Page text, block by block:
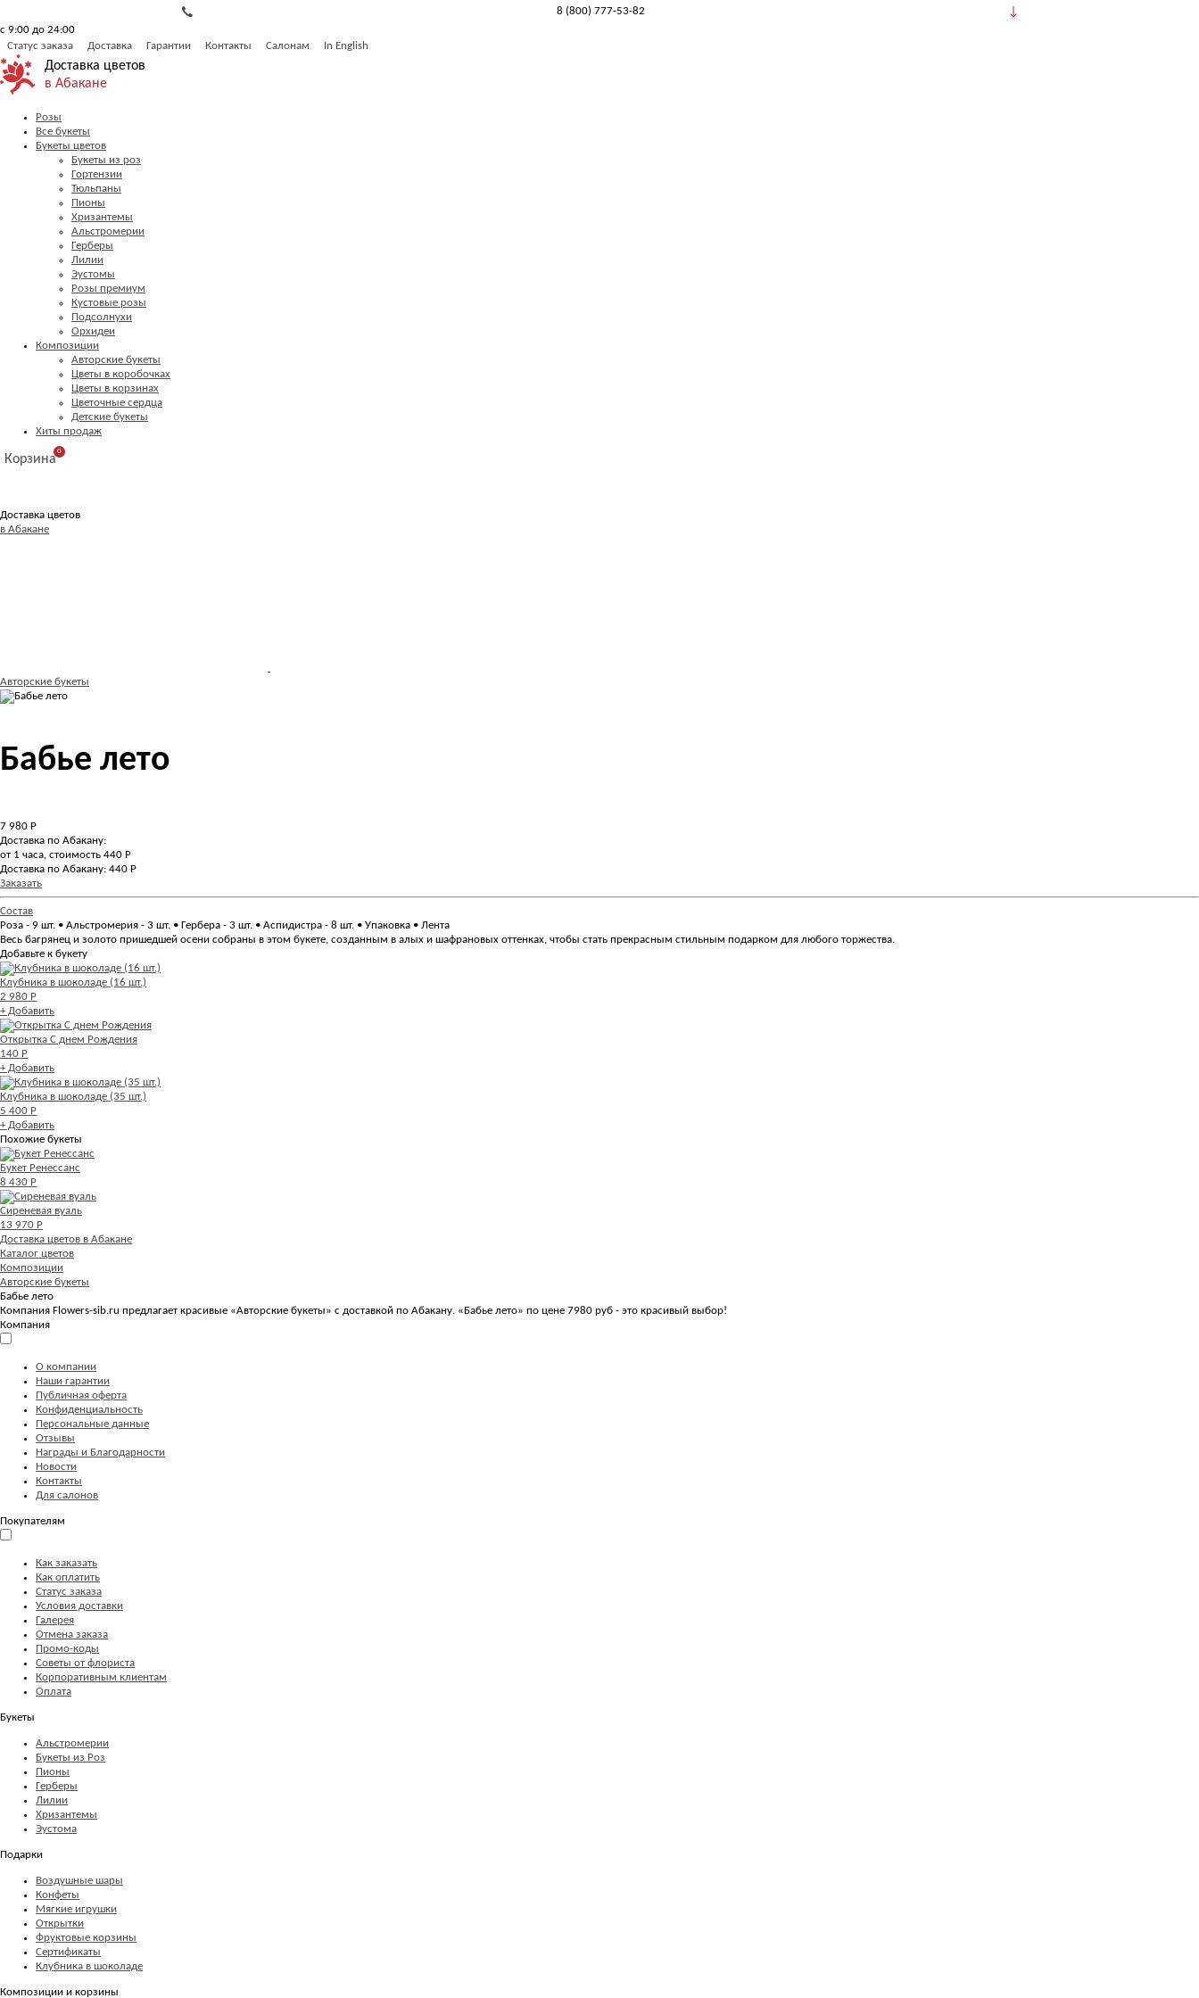
8 (800) 777-53-82
с 9:00 до 24:00
Статус заказа
Доставка Гарантии Контакты Салонам In English
Доставка цветов
в Абакане
Розы
Все букеты
Букеты цветов
Букеты из роз
Гортензии
Тюльпаны
Пионы
Хризантемы
Альстромерии
Герберы
Лилии
Эустомы
Розы премиум
Кустовые розы
Подсолнухи
Орхидеи
Композиции
Авторские букеты
Цветы в коробочках
Цветы в корзинах
Цветочные сердца
Детские букеты
Хиты продаж
Корзина
0
Доставка цветов
в Абакане
Авторские букеты
Бабье лето
7 980 Р
Доставка по Абакану:
от 1 часа, стоимость 440 Р
Доставка по Абакану: 440 Р
Заказать
Состав
Роза - 9 шт. • Альстромерия - 3 шт. • Гербера - 3 шт. • Аспидистра - 8 шт. • Упаковка • Лента
Весь багрянец и золото пришедшей осени собраны в этом букете, созданным в алых и шафрановых оттенках, чтобы стать прекрасным стильным подарком для любого торжества.
Добавьте к букету
Клубника в шоколаде (16 шт.)
2 980 Р
+ Добавить
Открытка С днем Рождения
140 Р
+ Добавить
Клубника в шоколаде (35 шт.)
5 400 Р
+ Добавить
Похожие букеты
Букет Ренессанс
8 430 Р
Сиреневая вуаль
13 970 Р
Доставка цветов в Абакане
Каталог цветов
Композиции
Авторские букеты
Бабье лето
Компания Flowers-sib.ru предлагает красивые «Авторские букеты» с доставкой по Абакану. «Бабье лето» по цене 7980 руб - это красивый выбор!
Компания
О компании
Наши гарантии
Публичная оферта
Конфиденциальность
Персональные данные
Отзывы
Награды и Благодарности
Новости
Контакты
Для салонов
Покупателям
Как заказать
Как оплатить
Статус заказа
Условия доставки
Галерея
Отмена заказа
Промо-коды
Советы от флориста
Корпоративным клиентам
Оплата
Букеты
Альстромерии
Букеты из Роз
Пионы
Герберы
Лилии
Хризантемы
Эустома
Подарки
Воздушные шары
Конфеты
Мягкие игрушки
Открытки
Фруктовые корзины
Сертификаты
Клубника в шоколаде
Композиции и корзины